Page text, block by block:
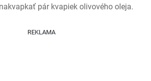
pár kvapiek olivového oleja.
REKLAMA